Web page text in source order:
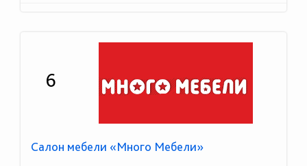
6
Салон мебели «Много Мебели»